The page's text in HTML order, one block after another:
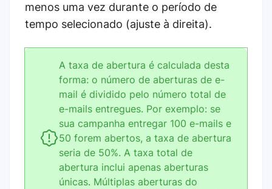
menos uma vez durante o período de
tempo selecionado (ajuste à direita).
A taxa de abertura é calculada desta
forma: o número de aberturas de e-
mail é dividido pelo número total de
e-mails entregues. Por exemplo: se
sua campanha entregar 100 e-mails e
50 forem abertos, a taxa de abertura
seria de 50%. A taxa total de
abertura inclui apenas aberturas
únicas. Múltiplas aberturas do